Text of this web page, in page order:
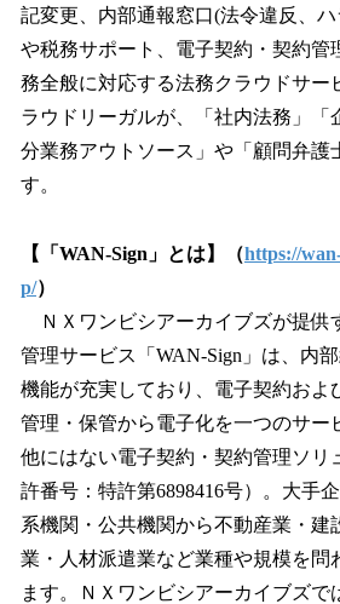
記変更、内部通報窓口(法令違反、
や税務サポート、電子契約・契約管
務全般に対応する法務クラウドサー
ラウドリーガルが、「社内法務」「
分業務アウトソース」や「顧問弁護
す。
【「WAN-Sign」とは】（https://
p/）
ＮＸワンビシアーカイブズが提供
管理サービス「WAN-Sign」は、内
機能が充実しており、電子契約およ
管理・保管から電子化を一つのサー
他にはない電子契約・契約管理ソリ
許番号：特許第6898416号）。大手
系機関・公共機関から不動産業・建
業・人材派遣業など業種や規模を問
ます。ＮＸワンビシアーカイブズで